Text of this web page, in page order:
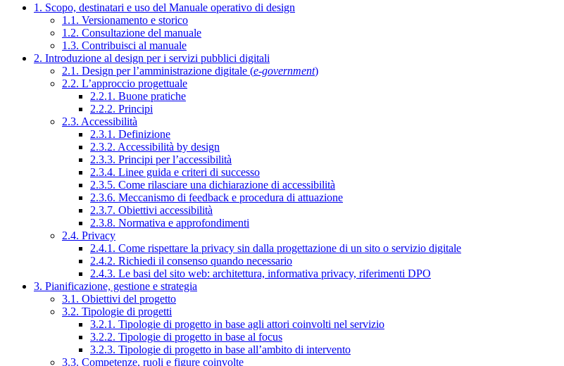
1. Scopo, destinatari e uso del Manuale operativo di design
1.1. Versionamento e storico
1.2. Consultazione del manuale
1.3. Contribuisci al manuale
2. Introduzione al design per i servizi pubblici digitali
2.1. Design per l’amministrazione digitale (e-government)
2.2. L’approccio progettuale
2.2.1. Buone pratiche
2.2.2. Principi
2.3. Accessibilità
2.3.1. Definizione
2.3.2. Accessibilità by design
2.3.3. Principi per l’accessibilità
2.3.4. Linee guida e criteri di successo
2.3.5. Come rilasciare una dichiarazione di accessibilità
2.3.6. Meccanismo di feedback e procedura di attuazione
2.3.7. Obiettivi accessibilità
2.3.8. Normativa e approfondimenti
2.4. Privacy
2.4.1. Come rispettare la privacy sin dalla progettazione di un sito o servizio digitale
2.4.2. Richiedi il consenso quando necessario
2.4.3. Le basi del sito web: architettura, informativa privacy, riferimenti DPO
3. Pianificazione, gestione e strategia
3.1. Obiettivi del progetto
3.2. Tipologie di progetti
3.2.1. Tipologie di progetto in base agli attori coinvolti nel servizio
3.2.2. Tipologie di progetto in base al focus
3.2.3. Tipologie di progetto in base all’ambito di intervento
3.3. Competenze, ruoli e figure coinvolte